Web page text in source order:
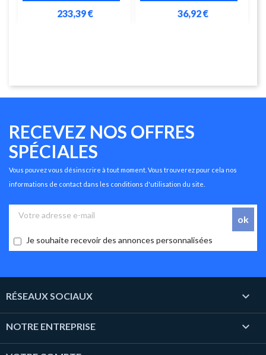
233,39 € 36,92 €
RECEVEZ NOS OFFRES
SPÉCIALES
Vous pouvez vous désinscrire à tout moment. Vous trouverez pour cela nos
informations de contact dans les conditions d'utilisation du site.
Je souhaite recevoir des annonces personnalisées
RÉSEAUX SOCIAUX 
NOTRE ENTREPRISE 